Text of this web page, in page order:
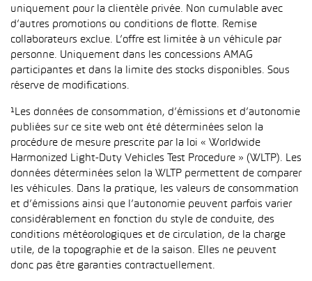
uniquement pour la clientèle privée. Non cumulable avec
d’autres promotions ou conditions de flotte. Remise
collaborateurs exclue. L’offre est limitée à un véhicule par
personne. Uniquement dans les concessions AMAG
participantes et dans la limite des stocks disponibles. Sous
réserve de modifications.
¹Les données de consommation, d’émissions et d’autonomie
publiées sur ce site web ont été déterminées selon la
procédure de mesure prescrite par la loi « Worldwide
Harmonized Light-Duty Vehicles Test Procedure » (WLTP). Les
données déterminées selon la WLTP permettent de comparer
les véhicules. Dans la pratique, les valeurs de consommation
et d’émissions ainsi que l’autonomie peuvent parfois varier
considérablement en fonction du style de conduite, des
conditions météorologiques et de circulation, de la charge
utile, de la topographie et de la saison. Elles ne peuvent
donc pas être garanties contractuellement.